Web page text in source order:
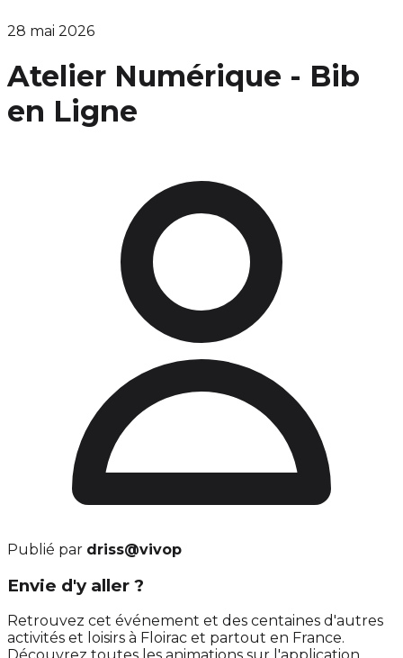
28 mai 2026
Atelier Numérique - Bib
en Ligne
Publié par driss@vivop
Envie d'y aller ?
Retrouvez cet événement et des centaines d'autres
activités et loisirs à Floirac et partout en France.